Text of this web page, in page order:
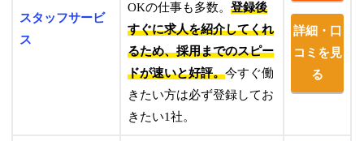
スタッフサービ
ス
OKの仕事も多数。登録後
すぐに求人を紹介してくれ
るため、採用までのスピー
ドが速いと好評。今すぐ働
きたい方は必ず登録してお
きたい1社。
詳細・口
コミを見
る